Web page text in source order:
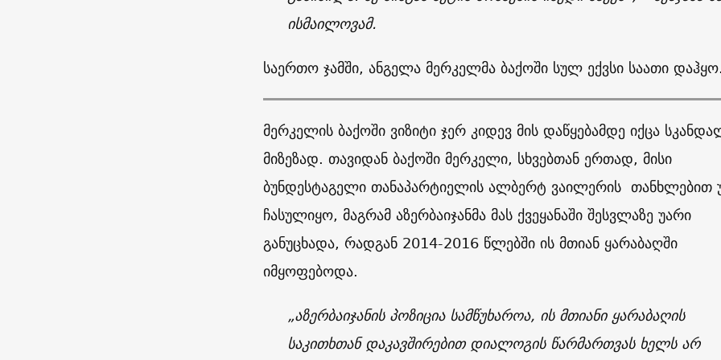
ისმაილოვამ.
საერთო ჯამში, ანგელა მერკელმა ბაქოში სულ ექვსი საათი დაჰყო.
მერკელის ბაქოში ვიზიტი ჯერ კიდევ მის დაწყებამდე იქცა
მიზეზად. თავიდან ბაქოში მერკელი, სხვებთან ერთად, მისი
ბუნდესტაგელი თანაპარტიელის ალბერტ ვაილერის თანხლებით
ჩასულიყო, მაგრამ აზერბაიჯანმა მას ქვეყანაში შესვლაზე უარი
განუცხადა, რადგან 2014-2016 წლებში ის მთიან ყარაბაღში
იმყოფებოდა.
„აზერბაიჯანის პოზიცია სამწუხაროა, ის მთიანი ყარაბაღის
საკითხთან დაკავშირებით დიალოგის წარმართვას ხელს არ